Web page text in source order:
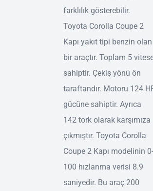
farklılık gösterebilir.
Toyota Corolla Coupe 2
Kapı yakıt tipi benzin olan
bir araçtır. Toplam 5
sahiptir. Çekiş yönü ön
taraftandır. Motoru 124
gücüne sahiptir. Ayrıca
142 tork olarak karşımıza
çıkmıştır. Toyota Corolla
Coupe 2 Kapı modelinin 0-
100 hızlanma verisi 8.9
saniyedir. Bu araç 200